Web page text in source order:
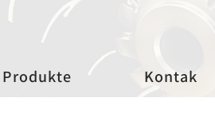
Produkte Kontak